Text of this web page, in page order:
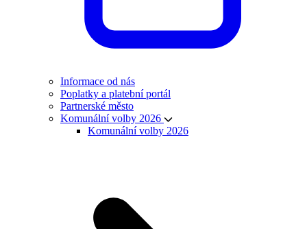
Informace od nás
Poplatky a platební portál
Partnerské město
Komunální volby 2026
Komunální volby 2026